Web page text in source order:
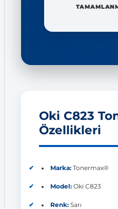
Oki C823
Özellikleri
Marka:Tonermax®
Model:Oki C823
Renk:Sarı